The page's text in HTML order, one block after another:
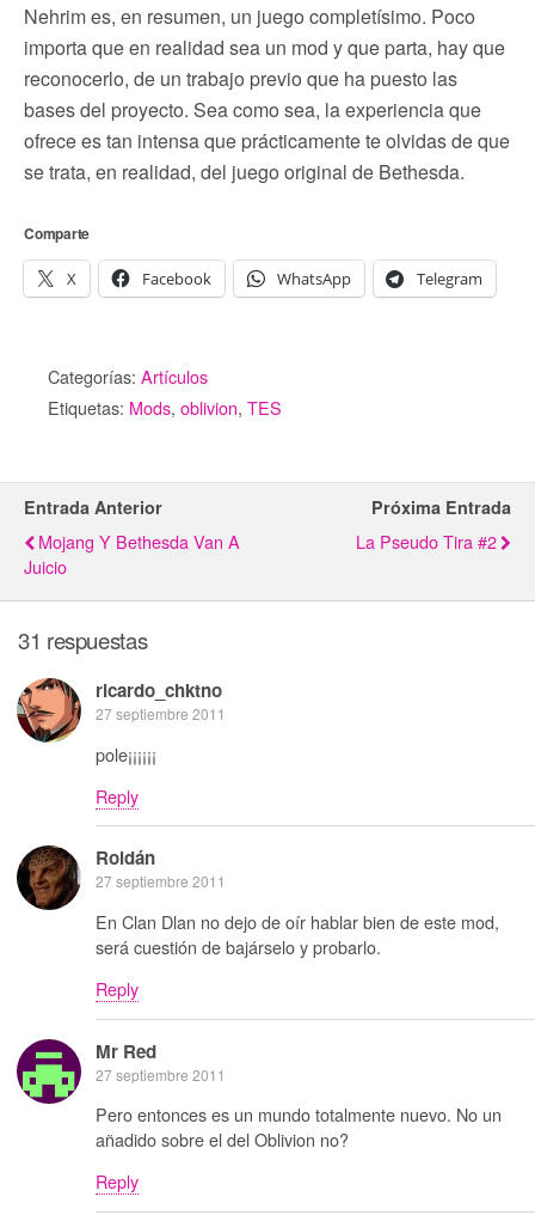
Nehrim es, en resumen, un juego completísimo. Poco
importa que en realidad sea un mod y que parta, hay que
reconocerlo, de un trabajo previo que ha puesto las
bases del proyecto. Sea como sea, la experiencia que
ofrece es tan intensa que prácticamente te olvidas de que
se trata, en realidad, del juego original de Bethesda.
Comparte
X Facebook WhatsApp Telegram
Categorías: Artículos
Etiquetas: Mods, oblivion, TES
Entrada Anterior
Mojang Y Bethesda Van A
Juicio
Próxima Entrada
La Pseudo Tira #2
31 respuestas
ricardo_chktno
27 septiembre 2011
pole¡¡¡¡¡¡
Reply
Roldán
27 septiembre 2011
En Clan Dlan no dejo de oír hablar bien de este mod,
será cuestión de bajárselo y probarlo.
Reply
Mr Red
27 septiembre 2011
Pero entonces es un mundo totalmente nuevo. No un
añadido sobre el del Oblivion no?
Reply